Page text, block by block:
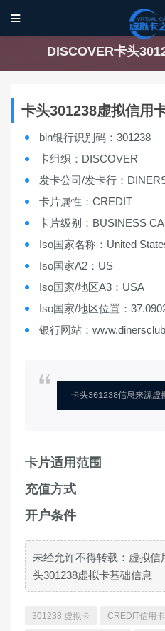

DISCOVER卡头
卡头301238虚拟信用
bin银行识别码：301238
卡组织：DISCOVER
发卡公司/发卡行：
卡片属性：CREDIT
卡片级别：BUSINESS
Iso国家名称：United
Iso国家A2：US
Iso国家/地区A3：USA
Iso国家/地区位置：
银行网站：
卡头301238信息来源虚
卡片适用范围
充值方式
开户条件
未经允许不得转载： 虚拟信
头301238虚拟卡基础信息
301238 虚拟卡 CREDIT信用卡